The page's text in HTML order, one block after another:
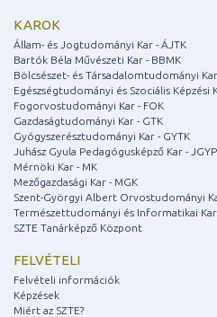
KAROK
Állam- és Jogtudományi Kar - ÁJTK
Bartók Béla Művészeti Kar - BBMK
Bölcsészet- és Társadalomtudományi
Egészségtudományi és Szociális Képzési
Fogorvostudományi Kar - FOK
Gazdaságtudományi Kar - GTK
Gyógyszerésztudományi Kar - GYTK
Juhász Gyula Pedagógusképző Kar -
Mérnöki Kar - MK
Mezőgazdasági Kar - MGK
Szent-Györgyi Albert Orvostudományi
Természettudományi és Informatikai Kar
SZTE Tanárképző Központ
FELVÉTELI
Felvételi információk
Képzések
Miért az SZTE?